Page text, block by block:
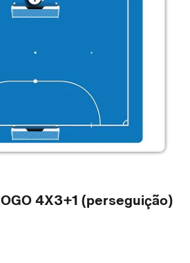
4X3+1 (perseguição)